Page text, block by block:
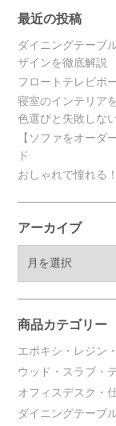
最近の投稿
ダイニングテーブ
ザインを徹底解説
フロートテレビボ
寝室のインテリア
色選びと失敗しな
【ソファをオーダ
ド
おしゃれで憧れる
アーカイブ
ブ
商品カテゴリー
エポキシ・レジン
ウッド・スラブ・
オフィスデスク・
ダイニングテーブ